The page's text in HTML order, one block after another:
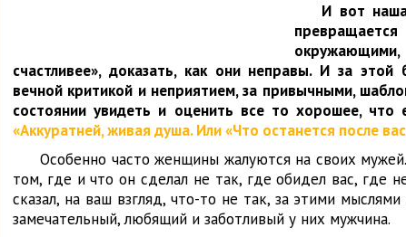
И вот
окружающими,
счастливее», доказать, как они неправы. И за
вечной критикой и неприятием, за привычными,
состоянии увидеть и оценить все то хорошее, что
«Аккуратней, живая душа. Или «Что останется после
Особенно часто женщины жалуются на своих
том, где и что он сделал не так, где обидел вас, где
сказал, на ваш взгляд, что-то не так, за этими
замечательный, любящий и заботливый у них мужчина.